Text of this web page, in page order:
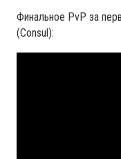
Финальное PvP за
(Consul):